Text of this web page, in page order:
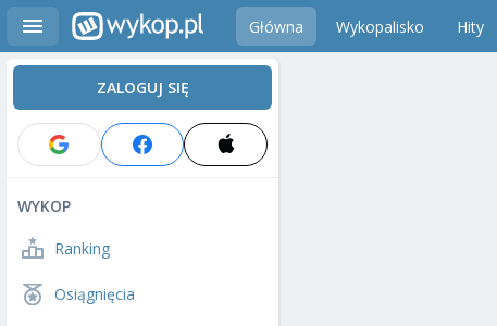
Główna Wykopalisko Hity
ZALOGUJ SIĘ
WYKOP
Ranking
Osiągnięcia